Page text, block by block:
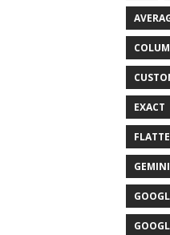
EXACT
GEMINI